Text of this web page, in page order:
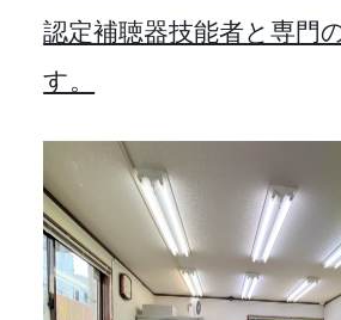
認定補聴器技能者と専門
す。